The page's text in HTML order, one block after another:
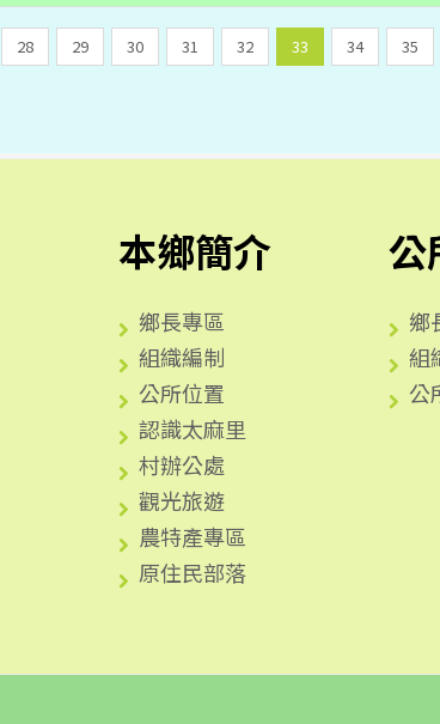
28 29 30 31 32 33 34 35
本鄉簡介
鄉長專區
組織編制
公所位置
認識太麻里
村辦公處
觀光旅遊
農特產專區
原住民部落
鄉
組
公